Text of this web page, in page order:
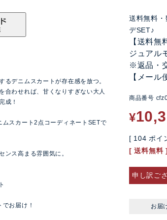
送料無料
デSET♪
【送料
ジュアル
※返品・
【メール
商品番号
¥
[ 104 ポイ
送料無料
申し訳ご
お届
るデニムスカートが存在感を放つ。
合わせれば、甘くなりすぎない大人
成！
ムスカート2点コーディネートSETで
ンス高まる雰囲気に。
お届け！